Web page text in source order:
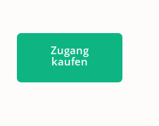
Zugang
kaufen